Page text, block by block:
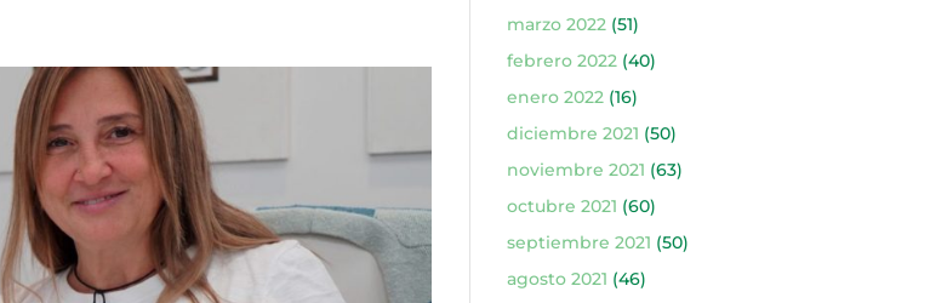
marzo 2022(51)
febrero 2022(40)
enero 2022(16)
diciembre 2021 (50)
noviembre 2021 (63)
octubre 2021 (60)
septiembre 2021 (50)
agosto 2021 (46)